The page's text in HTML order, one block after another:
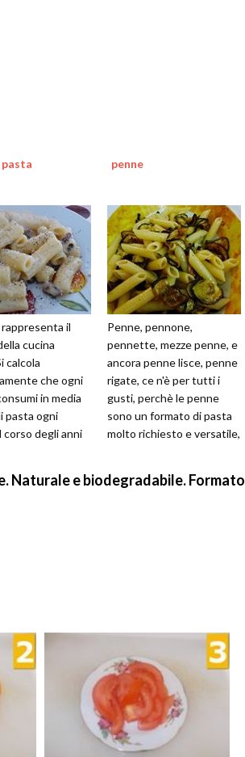
il
cucina
calcola
che ogni
in media
pasta ogni
corso degli anni
penne
Penne, pennone,
pennette, mezze penne, e
ancora penne lisce, penne
rigate, ce n'è per tutti i
gusti, perchè le penne
sono un formato di pasta
molto richiesto e versatile,
Naturale e biodegradabile. Formato